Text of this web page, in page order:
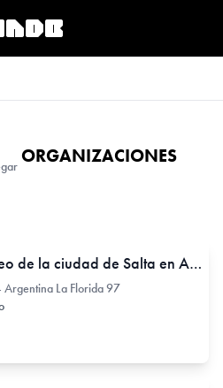
ORGANIZACIONES
Museo de la ciudad de Salta en Argentina
Argentina La Florida 97